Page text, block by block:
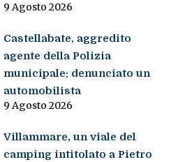
9 Agosto 2026
Castellabate, aggredito
agente della Polizia
municipale: denunciato un
automobilista
9 Agosto 2026
Villammare, un viale del
camping intitolato a Pietro